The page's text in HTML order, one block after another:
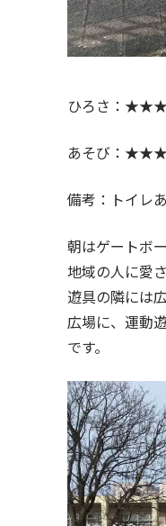
ひろさ：
あそび：
備考：トイレ
朝はゲートボ
地域の人に愛
遊具の隣には
広場に、運動
です。